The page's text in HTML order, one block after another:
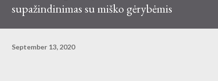
supažindinimas su miško gėrybėmis
September 13, 2020